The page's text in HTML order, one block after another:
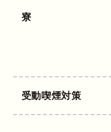
寮
受動喫煙対策